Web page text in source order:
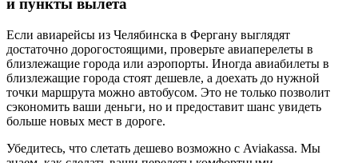
и пункты вылета
Если авиарейсы из Челябинска в Фергану выглядят
достаточно дорогостоящими, проверьте авиаперелеты в
близлежащие города или аэропорты. Иногда авиабилеты в
близлежащие города стоят дешевле, а доехать до нужной
точки маршрута можно автобусом. Это не только позволит
сэкономить ваши деньги, но и предоставит шанс увидеть
больше новых мест в дороге.
Убедитесь, что слетать дешево возможно с Aviakassa. Мы